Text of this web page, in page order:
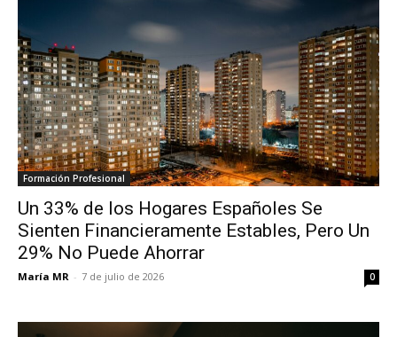
Formación Profesional
Un 33% de los Hogares Españoles Se
Sienten Financieramente Estables, Pero Un
29% No Puede Ahorrar
María MR - 7 de julio de 2026 0